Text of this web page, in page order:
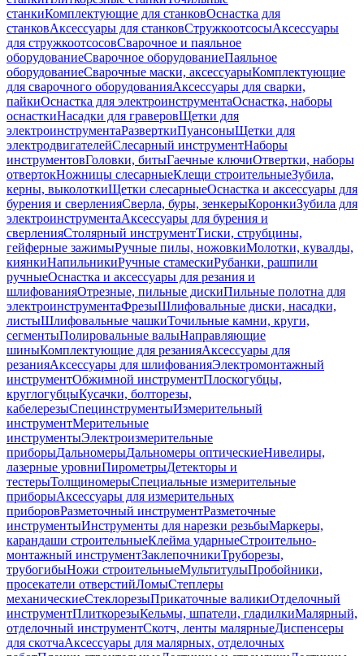
станкиКомплектующие для станковОснастка для
станковАксессуары для станковСтружкоотсосыАксессуары
для стружкоотсосовСварочное и паяльное
оборудованиеСварочное оборудованиеПаяльное
оборудованиеСварочные маски, аксессуарыКомплектующие
для сварочного оборудованияАксессуары для сварки,
пайкиОснастка для электроинструментаОснастка, наборы
оснасткиНасадки для граверовЩетки для
электроинструментаРазверткиПуансоныЩетки для
электродвигателейСлесарный инструментНаборы
инструментовГоловки, битыГаечные ключиОтвертки, наборы
отвертокНожницы слесарныеКлещи строительныеЗубила,
керны, выколоткиЩетки слесарныеОснастка и аксессуары для
бурения и сверленияСверла, буры, зенкерыКоронкиЗубила для
электроинструментаАксессуары для бурения и
сверленияСтолярный инструментТиски, струбцины,
гейферные зажимыРучные пилы, ножовкиМолотки, кувалды,
киянкиНапильникиРучные стамескиРубанки, рашпили
ручныеОснастка и аксессуары для резания и
шлифованияОтрезные, пильные дискиПильные полотна для
электроинструментаФрезыШлифовальные диски, насадки,
листыШлифовальные чашкиТочильные камни, круги,
сегментыПолировальные валыНаправляющие
шиныКомплектующие для резанияАксессуары для
резанияАксессуары для шлифованияЭлектромонтажный
инструментОбжимной инструментПлоскогубцы,
круглогубцыКусачки, болторезы,
кабелерезыСпецинструментыИзмерительный
инструментМерительные
инструментыЭлектроизмерительные
приборыДальномерыДальномеры оптическиеНивелиры,
лазерные уровниПирометрыДетекторы и
тестерыТолщиномерыСпециальные измерительные
приборыАксессуары для измерительных
приборовРазметочный инструментРазметочные
инструментыИнструменты для нарезки резьбыМаркеры,
карандаши строительныеКлейма ударныеСтроительно-
монтажный инструментЗаклепочникиТруборезы,
трубогибыНожи строительныеМультитулыПробойники,
просекатели отверстийЛомыСтеплеры
механическиеСтеклорезыПрикаточные валикиОтделочный
инструментПлиткорезыКельмы, шпатели, гладилкиМалярный,
отделочный инструментСкотч, ленты малярныеДиспенсеры
для скотчаАксессуары для малярных, отделочных